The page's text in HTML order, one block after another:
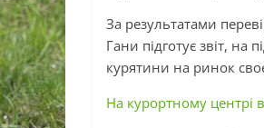
За результатами
Гани підготує звіт, на
курятини на ринок
На курортному центрі